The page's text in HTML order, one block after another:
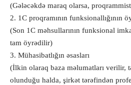
(Gələcəkdə maraq olarsa,
2. 1C proqramının funksionallığının
(Son 1C məhsullarının funksional
tam öyrədilir)
3. Mühasibatlığın əsasları
(İlkin olaraq baza məlumatları verilir,
olunduğu halda, şirkət tərəfindən